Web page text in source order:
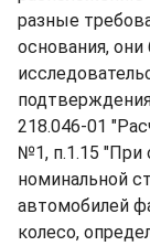
разные
основания,
218.046-01
№1, п.1.15 "При
номинальной
автомобилей
колесо,